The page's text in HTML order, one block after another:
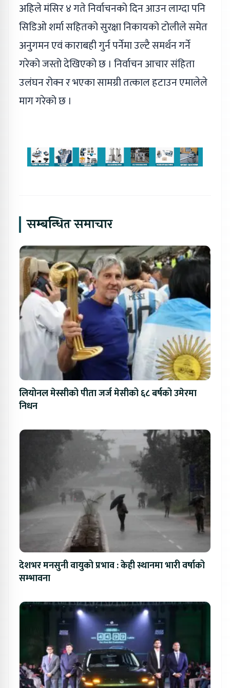
अहिले मंसिर ४ गते निर्वाचनको दिन आउन लाग्दा पनि
सिडिओ शर्मा सहितको सुरक्षा निकायको टोलीले समेत
अनुगमन एवं काराबही गुर्न पर्नेमा उल्टै समर्थन गर्ने
गरेको जस्तो देखिएको छ । निर्वाचन आचार संहिता
उलंघन रोक्न र भएका सामग्री तत्काल हटाउन एमालेले
माग गरेको छ ।
सम्बन्धित समाचार
लियोनल मेस्सीको पीता जर्ज मेसीको ६८ बर्षको उमेरमा
निधन
देशभर मनसुनी वायुको प्रभाव : केही स्थानमा भारी वर्षाको
सम्भावना